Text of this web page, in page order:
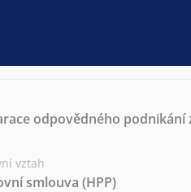
odpovědného podnikání
vztah
smlouva (HPP)